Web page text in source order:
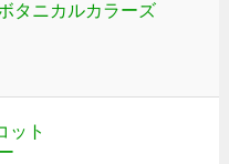
タニカルカラーズ
ット